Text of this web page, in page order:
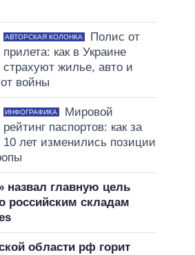
АВТОРСКАЯ КОЛОНКА
Полис от
прилета: как в Украине
страхуют жилье, авто и
войны
ИНФОГРАФИКА
Мировой
рейтинг паспортов: как за
10 лет изменились позиции
назвал главную цель
российским складам
области рф горит